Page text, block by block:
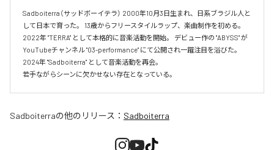
Sadboiterra（サッドボーイテラ） 2000年10月3日生まれ、日系ブラジル人と
して日本で育った。 13歳からフリースタイルラップ、楽曲制作を初める。
2022年 "TERRA" として本格的に音楽活動を開始。 デビュー作の "ABYSS" が
YouTubeチャンネル "03-performance" にて公開され一躍注目を浴びた。
2024年 "Sadboiterra" として音楽活動を再会。
若手ながらシーンに欠かせない存在となっている。
Sadboiterraの他のリリース： Sadboiterra